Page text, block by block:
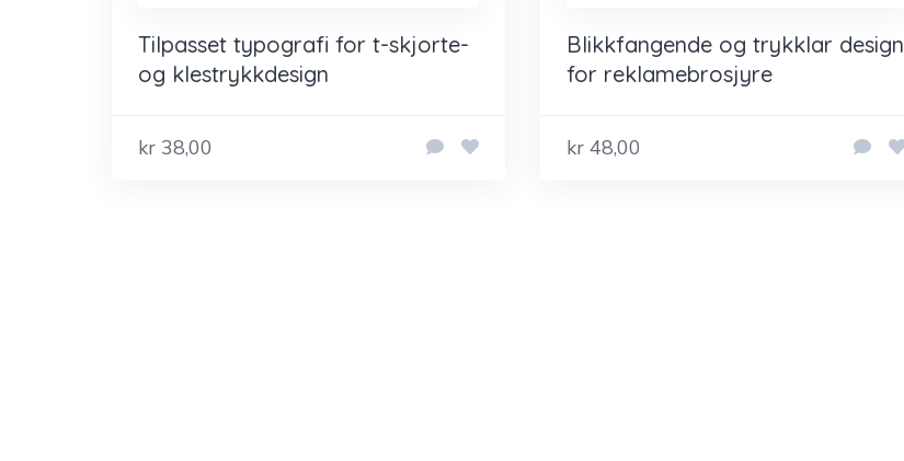
Tilpasset typografi for t-skjorte-
og klestrykkdesign
kr 38,00
Blikkfangende og trykklar design
for reklamebrosjyre
kr 48,00